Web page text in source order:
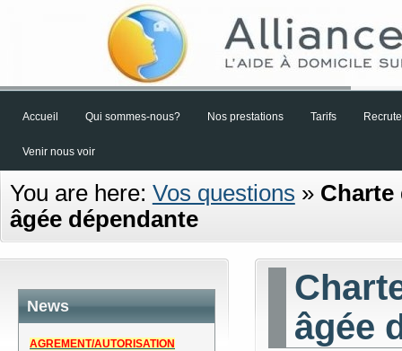
Accueil Qui sommes-nous? Nos prestations Tarifs
Venir nous voir
You are here: Vos questions » Charte
âgée dépendante
News
AGREMENT/AUTORISATION
âgée